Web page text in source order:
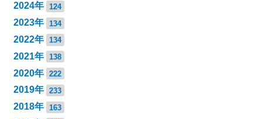
2024年 124
2023年 134
2022年 134
2021年 138
2020年 222
2019年 233
2018年 163